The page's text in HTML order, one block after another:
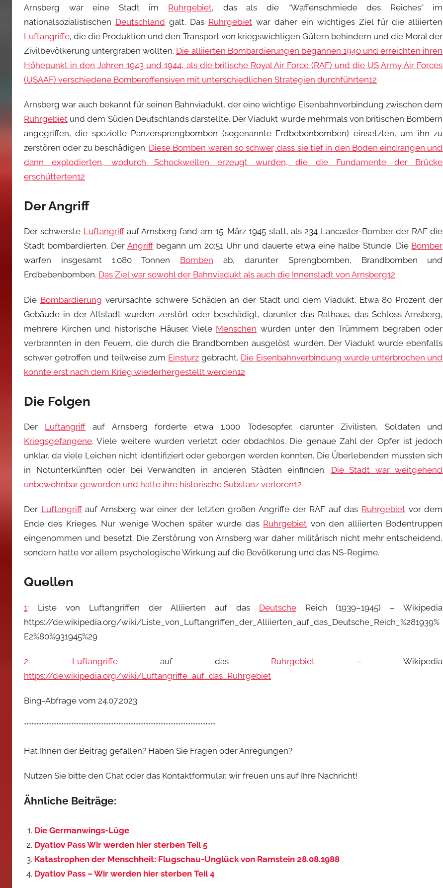
Arnsberg war eine Stadt im Ruhrgebiet, das als die “Waffenschmiede des Reiches” im
nationalsozialistischen Deutschland galt. Das Ruhrgebietwar daher ein wichtiges Ziel für die alliierten
Luftangriffe, die die Produktion und den Transport von kriegswichtigen Gütern behindern und die Moral der
Zivilbevölkerung untergraben wollten. Die alliierten Bombardierungen begannen 1940 und erreichten ihren
Höhepunkt in den Jahren 1943 und 1944, als die britische Royal Air Force (RAF) und die US Army Air Forces
(USAAF) verschiedene Bomberoffensiven mit unterschiedlichen Strategien durchführten12
Arnsberg war auch bekannt für seinen Bahnviadukt, der eine wichtige Eisenbahnverbindung zwischen dem
Ruhrgebiet und dem Süden Deutschlands darstellte. Der Viadukt wurde mehrmals von britischen Bombern
angegriffen, die spezielle Panzersprengbomben (sogenannte Erdbebenbomben) einsetzten, um ihn zu
zerstören oder zu beschädigen. Diese Bomben waren so schwer, dass sie tief in den Boden eindrangen und
dann explodierten, wodurch Schockwellen erzeugt wurden, die die Fundamente der Brücke
erschütterten12
Der Angriff
Der schwerste Luftangriffauf Arnsberg fand am 15. März 1945 statt, als 234 Lancaster-Bomber der RAF die
Stadt bombardierten. Der Angriffbegann um 20:51 Uhr und dauerte etwa eine halbe Stunde. Die Bomber
warfen insgesamt 1.080 Tonnen Bomben ab, darunter Sprengbomben, Brandbomben und
Erdbebenbomben. Das Ziel war sowohl der Bahnviadukt als auch die Innenstadt von Arnsberg12
Die Bombardierung verursachte schwere Schäden an der Stadt und dem Viadukt. Etwa 80 Prozent der
Gebäude in der Altstadt wurden zerstört oder beschädigt, darunter das Rathaus, das Schloss Arnsberg,
mehrere Kirchen und historische Häuser. Viele Menschen wurden unter den Trümmern begraben oder
verbrannten in den Feuern, die durch die Brandbomben ausgelöst wurden. Der Viadukt wurde ebenfalls
schwer getroffen und teilweise zum Einsturz gebracht. Die Eisenbahnverbindung wurde unterbrochen und
konnte erst nach dem Krieg wiederhergestellt werden12
Die Folgen
Der Luftangriff auf Arnsberg forderte etwa 1.000 Todesopfer, darunter Zivilisten, Soldaten und
Kriegsgefangene. Viele weitere wurden verletzt oder obdachlos. Die genaue Zahl der Opfer ist jedoch
unklar, da viele Leichen nicht identifiziert oder geborgen werden konnten. Die Überlebenden mussten sich
in Notunterkünften oder bei Verwandten in anderen Städten einfinden. Die Stadt war weitgehend
unbewohnbar geworden und hatte ihre historische Substanz verloren12
Der Luftangriffauf Arnsberg war einer der letzten großen Angriffe der RAF auf das Ruhrgebiet vor dem
Ende des Krieges. Nur wenige Wochen später wurde das Ruhrgebiet von den alliierten Bodentruppen
eingenommen und besetzt. Die Zerstörung von Arnsberg war daher militärisch nicht mehr entscheidend,
sondern hatte vor allem psychologische Wirkung auf die Bevölkerung und das NS-Regime.
Quellen
1: Liste von Luftangriffen der Alliierten auf das DeutscheReich (1939–1945) – Wikipedia
https://de.wikipedia.org/wiki/Liste_von_Luftangriffen_der_Alliierten_auf_das_Deutsche_Reich_%281939%
E2%80%931945%29
2: Luftangriffeauf das Ruhrgebiet– Wikipedia
https://de.wikipedia.org/wiki/Luftangriffe_auf_das_Ruhrgebiet
Bing-Abfrage vom 24.07.2023
*****************************************************************************
Hat Ihnen der Beitrag gefallen? Haben Sie Fragen oder Anregungen?
Nutzen Sie bitte den Chat oder das Kontaktformular, wir freuen uns auf Ihre Nachricht!
Ähnliche Beiträge:
Die Germanwings-Lüge
Dyatlov Pass Wir werden hier sterben Teil 5
Katastrophen der Menschheit: Flugschau-Unglück von Ramstein 28.08.1988
Dyatlov Pass – Wir werden hier sterben Teil 4